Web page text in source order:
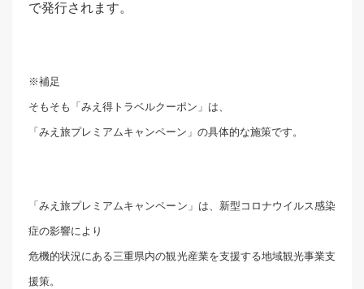
で発行されます。
※補足
そもそも「みえ得トラベルクーポン」は、
「みえ旅プレミアムキャンペーン」の具体的な施策です。
「みえ旅プレミアムキャンペーン」は、新型コロナウイルス感染
症の影響により
危機的状況にある三重県内の観光産業を支援する地域観光事業支
援策。